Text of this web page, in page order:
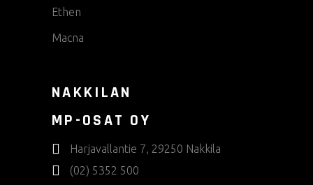
Ethen
Macna
NAKKILAN
MP-OSAT OY
Harjavallantie 7, 29250 Nakkila
(02) 5352 500